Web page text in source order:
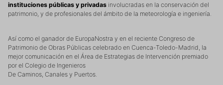
instituciones públicas y privadas involucradas en la conservación del
patrimonio, y de profesionales del ámbito de la meteorología e ingeniería.
Así como el ganador de EuropaNostra y en el reciente Congreso de
Patrimonio de Obras Públicas celebrado en Cuenca-Toledo-Madrid, la
mejor comunicación en el Área de Estrategias de Intervención premiado
por el Colegio de Ingenieros
De Caminos, Canales y Puertos.